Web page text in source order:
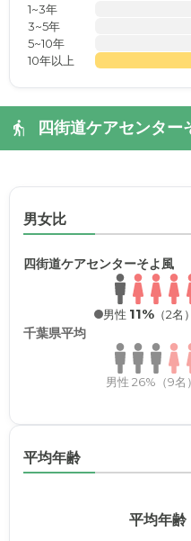
1~3年
3~5年
5~10年
10年以上
四街道ケアセンター
男女比
四街道ケアセンターそよ風
男性 11% （2名）
千葉県平均
男性 26%（9名）
平均年齢
平均年齢